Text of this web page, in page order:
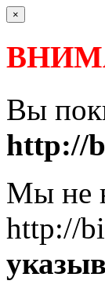
×
Вы
http://
Мы не
http://